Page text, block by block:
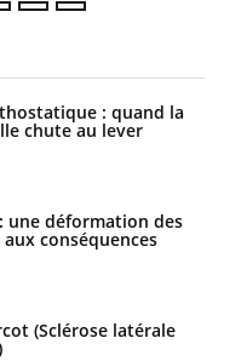
: quand la
chute au lever
une déformation des
conséquences
(Sclérose latérale